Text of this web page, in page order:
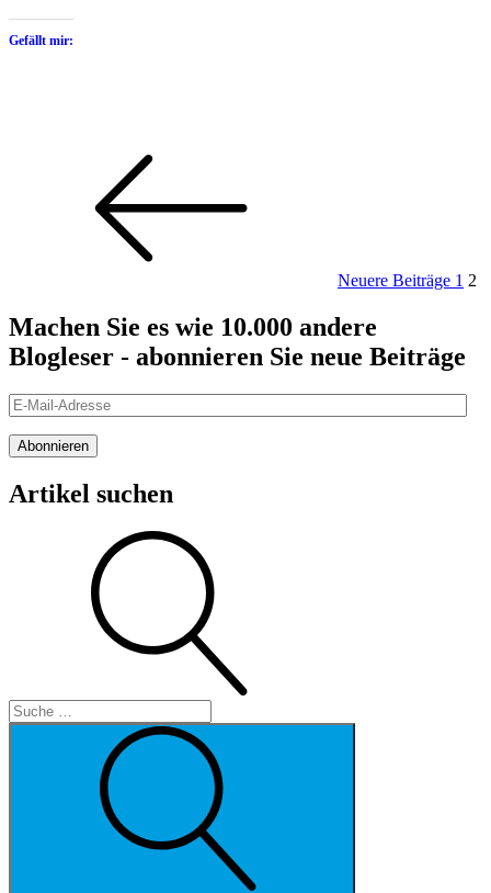
Gefällt mir:
Beiträge
Neuere Beiträge 1 2
Machen Sie es wie 10.000 andere
Blogleser - abonnieren Sie neue Beiträge
E-
Mail-
Adresse
Abonnieren
Artikel suchen